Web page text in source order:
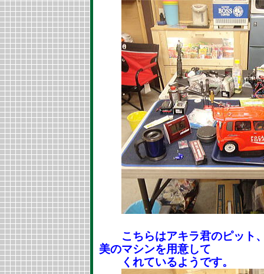
こちらはアキラ君のピット
美のマシンを用意して
くれているようです。